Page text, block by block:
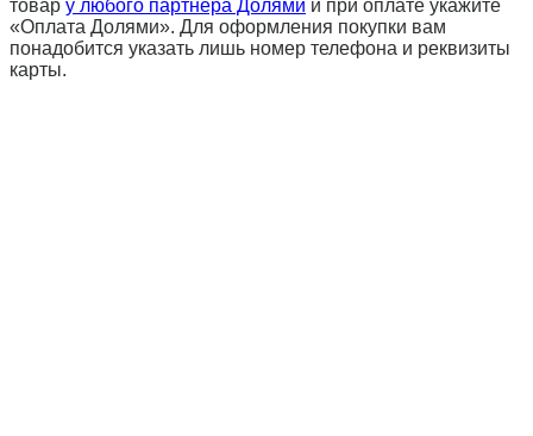
товар у любого партнера Долями и при оплате укажите
«Оплата Долями». Для оформления покупки вам
понадобится указать лишь номер телефона и реквизиты
карты.